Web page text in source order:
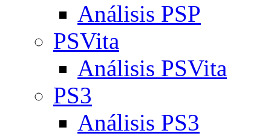
Análisis PSP
PSVita
Análisis PSVita
PS3
Análisis PS3